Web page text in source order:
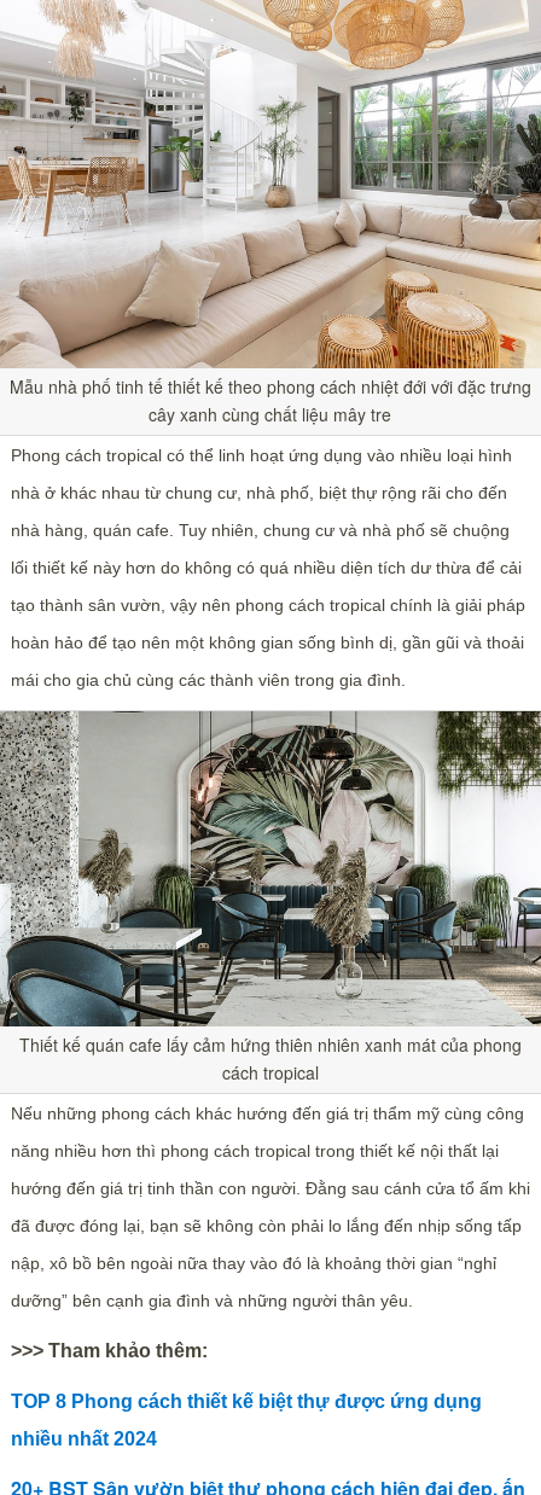
Mẫu nhà phố tinh tế thiết kế theo phong cách nhiệt đới với đặc trưng
cây xanh cùng chất liệu mây tre
Phong cách tropical có thể linh hoạt ứng dụng vào nhiều loại hình
nhà ở khác nhau từ chung cư, nhà phố, biệt thự rộng rãi cho đến
nhà hàng, quán cafe. Tuy nhiên, chung cư và nhà phố sẽ chuộng
lối thiết kế này hơn do không có quá nhiều diện tích dư thừa để cải
tạo thành sân vườn, vậy nên phong cách tropical chính là giải pháp
hoàn hảo để tạo nên một không gian sống bình dị, gần gũi và thoải
mái cho gia chủ cùng các thành viên trong gia đình.
Thiết kế quán cafe lấy cảm hứng thiên nhiên xanh mát của phong
cách tropical
Nếu những phong cách khác hướng đến giá trị thẩm mỹ cùng công
năng nhiều hơn thì phong cách tropical trong thiết kế nội thất lại
hướng đến giá trị tinh thần con người. Đằng sau cánh cửa tổ ấm khi
đã được đóng lại, bạn sẽ không còn phải lo lắng đến nhịp sống tấp
nập, xô bồ bên ngoài nữa thay vào đó là khoảng thời gian “nghỉ
dưỡng” bên cạnh gia đình và những người thân yêu.
>>> Tham khảo thêm:
TOP 8 Phong cách thiết kế biệt thự được ứng dụng
nhiều nhất 2024
20+ BST Sân vườn biệt thự phong cách hiện đại đẹp, ấn